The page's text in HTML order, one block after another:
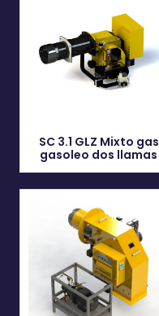
SC 3.1 GLZ Mixto gas
gasoleo dos llamas